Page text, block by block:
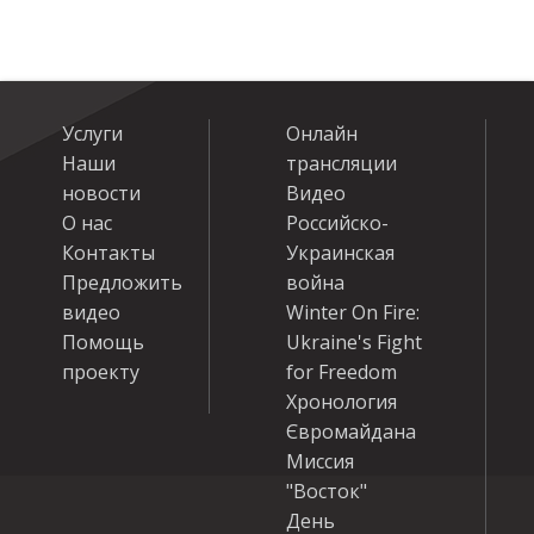
Услуги
Наши
новости
О нас
Контакты
Предложить
видео
Помощь
проекту
Онлайн
трансляции
Видео
Российско-
Украинская
война
Winter On Fire:
Ukraine's Fight
for Freedom
Хронология
Євромайдана
Миссия
"Восток"
День